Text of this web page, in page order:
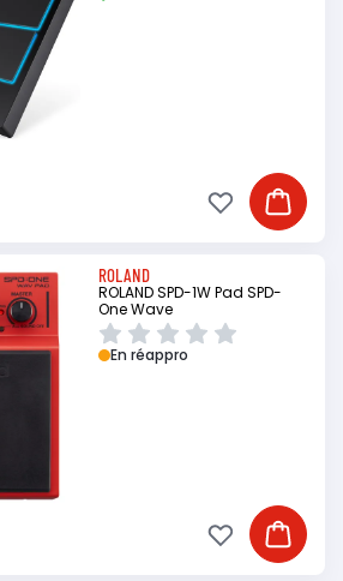
Ajouter
Ajouter à ma
ROLAND
ROLAND SPD-1W Pad SPD-
One Wave
En réappro
Ajouter
Ajouter à ma